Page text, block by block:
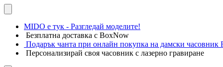
MIDO е тук - Разгледай моделите!
Безплатна доставка с BoxNow
Подарък чанта при онлайн покупка на дамски часовник
Персонализирай своя часовник с лазерно гравиране